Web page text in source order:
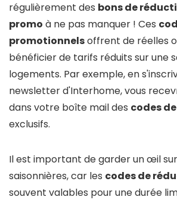
régulièrement des bons de
promo à ne pas manquer ! Ces
promotionnelsoffrent de réelles
bénéficier de tarifs réduits sur une
logements. Par exemple, en
newsletter d'Interhome, vous
dans votre boîte mail des codes
exclusifs.
Il est important de garder un œil
saisonnières, car les codes de
souvent valables pour une durée